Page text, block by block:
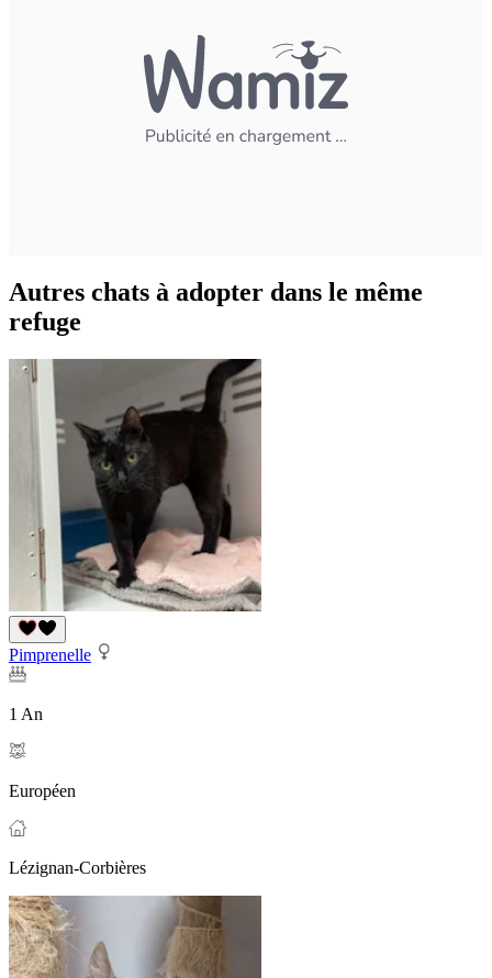
Autres chats à adopter dans le même
refuge
Pimprenelle
1 An
Européen
Lézignan-Corbières